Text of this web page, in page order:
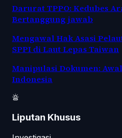
Darurat TPPO: Kedubes
Bertanggung jawab
Mengawal Hak Asasi
SPPI di Laut Lepas Taiwan
Manipulasi Dokumen:
Indonesia
Liputan Khusus